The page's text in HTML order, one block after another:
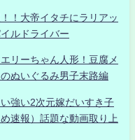
！大帝イタチにラリアッ
ルドライバー
リーちゃん人形！豆腐メ
ぬいぐるみ男子末路編
強い2次元嫁だいすき子
速報）話題な動画取り上